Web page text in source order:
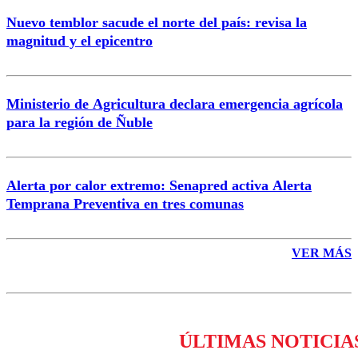
Nuevo temblor sacude el norte del país: revisa la
magnitud y el epicentro
Ministerio de Agricultura declara emergencia agrícola
para la región de Ñuble
Alerta por calor extremo: Senapred activa Alerta
Temprana Preventiva en tres comunas
VER MÁS
ÚLTIMAS